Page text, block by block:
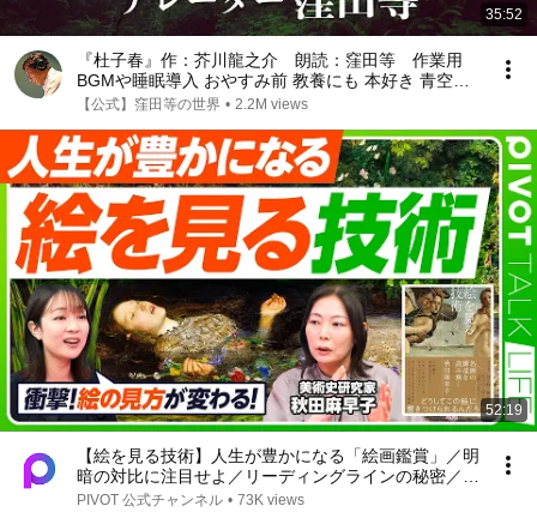
35:52
『杜子春』作：芥川龍之介 朗読：窪田等 作業用
BGMや睡眠導入 おやすみ前 教養にも 本好き 青空文
庫
【公式】窪田等の世界 • 2.2M views
52:19
【絵を見る技術】人生が豊かになる「絵画鑑賞」／明
暗の対比に注目せよ／リーディングラインの秘密／名
画に隠された作者の意図／視線誘導の３タイプ／プロ
PIVOT 公式チャンネル • 73K views